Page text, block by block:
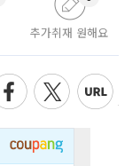
추가취재 원해요